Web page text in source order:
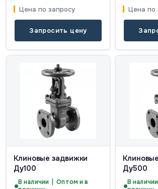
Цена по запросу
Запросить цену
Цена по
Клиновые задвижки
Ду100
В наличии | Оптом и в
Ду500
В